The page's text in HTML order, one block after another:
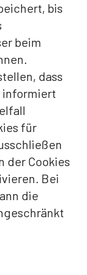
bis
beim
dass
informiert
für
der Cookies
Bei
die